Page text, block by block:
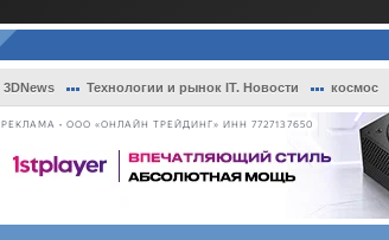
3DNews Технологии и рынок IT. Новости космос
РЕКЛАМА • ООО «ОНЛАЙН ТРЕЙДИНГ» ИНН 7727137650